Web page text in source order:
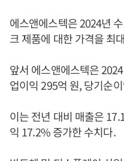
에스앤에스텍은 2024년
크 제품에 대한 가격을 최
앞서 에스앤에스텍은
업이익 295억 원, 당기순
이는 전년 대비 매출은
익 17.2% 증가한 수치다.